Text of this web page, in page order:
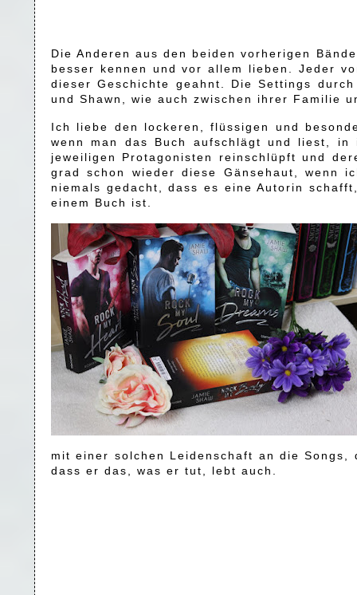
Die Anderen aus den beiden vorherigen
besser kennen und vor allem lieben. Jeder
dieser Geschichte geahnt. Die Settings
und Shawn, wie auch zwischen ihrer Familie
Ich liebe den lockeren, flüssigen und
wenn man das Buch aufschlägt und liest,
jeweiligen Protagonisten reinschlüpft und
grad schon wieder diese Gänsehaut, wenn
niemals gedacht, dass es eine Autorin
einem Buch ist.
mit einer solchen Leidenschaft an die
dass er das, was er tut, lebt auch.